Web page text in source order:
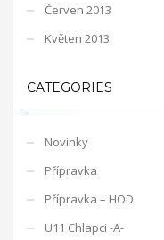
Červen 2013
Květen 2013
CATEGORIES
Novinky
Přípravka
Přípravka – HOD
U11 Chlapci -A-